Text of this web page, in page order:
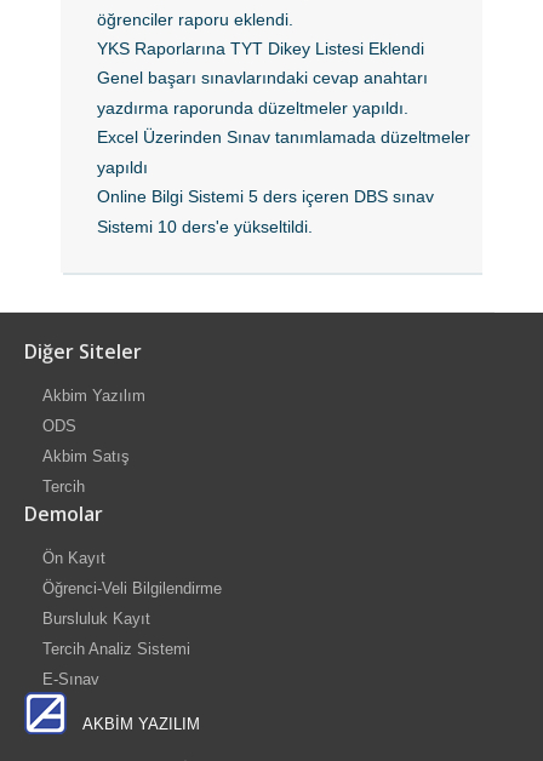
öğrenciler raporu eklendi.
YKS Raporlarına TYT Dikey Listesi Eklendi
Genel başarı sınavlarındaki cevap anahtarı
yazdırma raporunda düzeltmeler yapıldı.
Excel Üzerinden Sınav tanımlamada düzeltmeler
yapıldı
Online Bilgi Sistemi 5 ders içeren DBS sınav
Sistemi 10 ders'e yükseltildi.
Diğer Siteler
Akbim Yazılım
ODS
Akbim Satış
Tercih
Demolar
Ön Kayıt
Öğrenci-Veli Bilgilendirme
Bursluluk Kayıt
Tercih Analiz Sistemi
E-Sınav
AKBİM YAZILIM